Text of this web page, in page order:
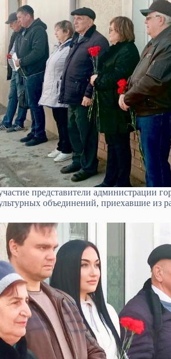
представители администрации
объединений, приехавшие из